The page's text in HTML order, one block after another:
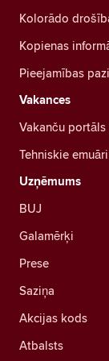
Kolorādo
Kopienas
Pieejamības
Vakances
Vakanču portāls
Tehniskie emuāri
Uzņēmums
BUJ
Galamērķi
Prese
Saziņa
Akcijas kods
Atbalsts